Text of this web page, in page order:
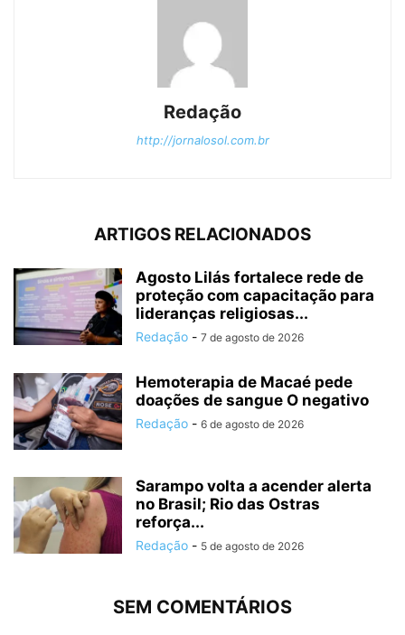
Redação
http://jornalosol.com.br
ARTIGOS RELACIONADOS
Agosto Lilás fortalece rede de
proteção com capacitação para
lideranças religiosas...
Redação - 7 de agosto de 2026
Hemoterapia de Macaé pede
doações de sangue O negativo
Redação - 6 de agosto de 2026
Sarampo volta a acender alerta
no Brasil; Rio das Ostras
reforça...
Redação - 5 de agosto de 2026
SEM COMENTÁRIOS